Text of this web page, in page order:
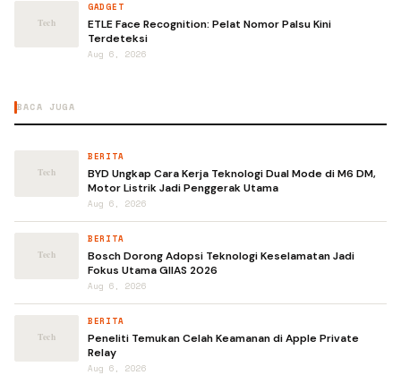
GADGET
ETLE Face Recognition: Pelat Nomor Palsu Kini
Terdeteksi
Aug 6, 2026
BACA JUGA
BERITA
BYD Ungkap Cara Kerja Teknologi Dual Mode di M6 DM,
Motor Listrik Jadi Penggerak Utama
Aug 6, 2026
BERITA
Bosch Dorong Adopsi Teknologi Keselamatan Jadi
Fokus Utama GIIAS 2026
Aug 6, 2026
BERITA
Peneliti Temukan Celah Keamanan di Apple Private
Relay
Aug 6, 2026